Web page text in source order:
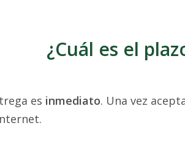
¿Cuál es el
es inmediato. Una vez